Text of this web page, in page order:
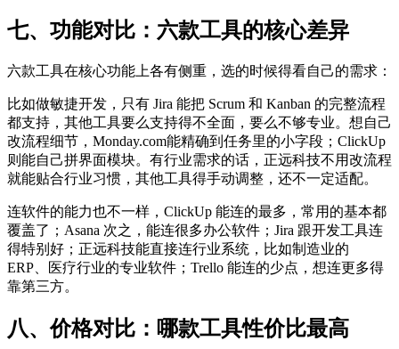
七、功能对比：六款工具的核心差异
六款工具在核心功能上各有侧重，选的时候得看自己的需求：
比如做敏捷开发，只有 Jira 能把 Scrum 和 Kanban 的完整流程
都支持，其他工具要么支持得不全面，要么不够专业。想自己
改流程细节，Monday.com能精确到任务里的小字段；ClickUp
则能自己拼界面模块。有行业需求的话，正远科技不用改流程
就能贴合行业习惯，其他工具得手动调整，还不一定适配。
连软件的能力也不一样，ClickUp 能连的最多，常用的基本都
覆盖了；Asana 次之，能连很多办公软件；Jira 跟开发工具连
得特别好；正远科技能直接连行业系统，比如制造业的
ERP、医疗行业的专业软件；Trello 能连的少点，想连更多得
靠第三方。
八、价格对比：哪款工具性价比最高